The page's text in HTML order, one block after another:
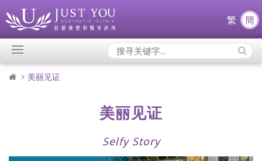
繁 簡
Search
Icons:
美丽见证
美丽见证
Selfy Story